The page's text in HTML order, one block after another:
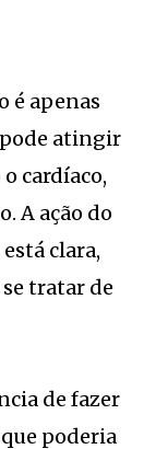
é apenas
atingir
cardíaco,
A ação do
clara,
tratar de
de fazer
poderia